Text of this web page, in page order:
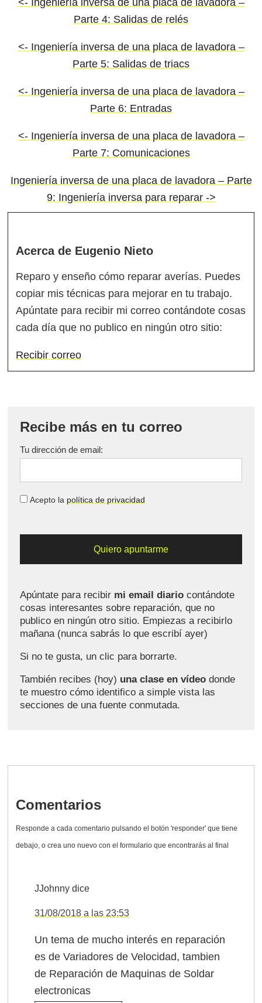
<- Ingeniería inversa de una placa de lavadora –
Parte 4: Salidas de relés
<- Ingeniería inversa de una placa de lavadora –
Parte 5: Salidas de triacs
<- Ingeniería inversa de una placa de lavadora –
Parte 6: Entradas
<- Ingeniería inversa de una placa de lavadora –
Parte 7: Comunicaciones
Ingeniería inversa de una placa de lavadora – Parte
9: Ingeniería inversa para reparar ->
Acerca de Eugenio Nieto
Reparo y enseño cómo reparar averías. Puedes
copiar mis técnicas para mejorar en tu trabajo.
Apúntate para recibir mi correo contándote cosas
cada día que no publico en ningún otro sitio:
Recibir correo
Recibe más en tu correo
Tu dirección de email:
Acepto la política de privacidad
Apúntate para recibir mi email diario contándote
cosas interesantes sobre reparación, que no
publico en ningún otro sitio. Empiezas a recibirlo
mañana (nunca sabrás lo que escribí ayer)
Si no te gusta, un clic para borrarte.
También recibes (hoy) una clase en vídeo donde
te muestro cómo identifico a simple vista las
secciones de una fuente conmutada.
Comentarios
JJohnny dice
31/08/2018 a las 23:53
Un tema de mucho interés en reparación
es de Variadores de Velocidad, tambien
de Reparación de Maquinas de Soldar
electronicas